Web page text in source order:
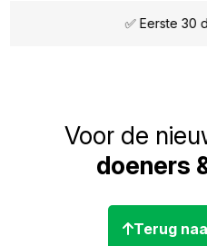
Voor de
doeners
Terug